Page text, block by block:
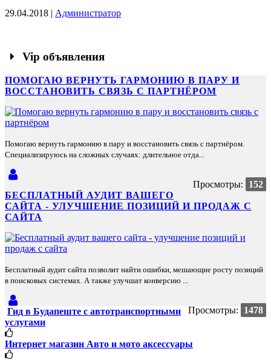
29.04.2018 | Администратор
Vip объявления
ПОМОГАЮ ВЕРНУТЬ ГАРМОНИЮ В ПАРУ И
ВОССТАНОВИТЬ СВЯЗЬ С ПАРТНЁРОМ
Помогаю вернуть гармонию в пару и восстановить связь с партнёром.
Специализируюсь на сложных случаях: длительное отда...
Просмотры:
152
БЕСПЛАТНЫЙ АУДИТ ВАШЕГО
САЙТА - УЛУЧШЕНИЕ ПОЗИЦИЙ И ПРОДАЖ С
САЙТА
Бесплатный аудит сайта позволит найти ошибки, мешающие росту позиций
в поисковых системах. А также улучшат конверсию ...
Просмотры: 1478
Гид в Будапеште с автотранспортными
услугами
Интернет магазин Авто и мото аксессуары